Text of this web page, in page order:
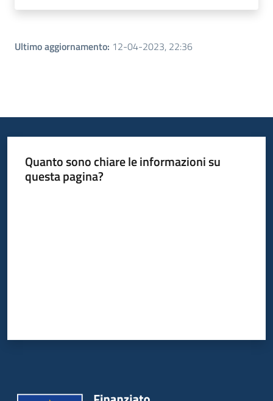
Ultimo aggiornamento: 12-04-2023, 22:36
Quanto sono chiare le informazioni su
questa pagina?